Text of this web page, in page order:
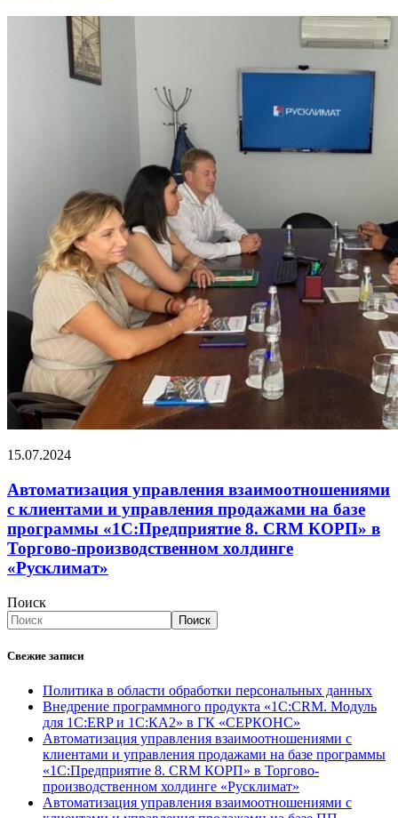
15.07.2024
Автоматизация управления взаимоотношениями
с клиентами и управления продажами на базе
программы «1С:Предприятие 8. CRM КОРП» в
Торгово-производственном холдинге
«Русклимат»
Поиск
Поиск
Свежие записи
Политика в области обработки персональных данных
Внедрение программного продукта «1С:CRM. Модуль
для 1С:ERP и 1С:КА2» в ГК «СЕРКОНС»
Автоматизация управления взаимоотношениями с
клиентами и управления продажами на базе программы
«1С:Предприятие 8. CRM КОРП» в Торгово-
производственном холдинге «Русклимат»
Автоматизация управления взаимоотношениями с